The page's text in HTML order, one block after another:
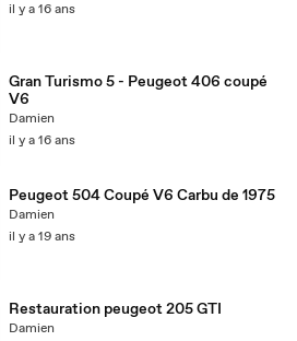
il y a 16 ans
Gran Turismo 5 - Peugeot 406 coupé
V6
Damien
il y a 16 ans
Peugeot 504 Coupé V6 Carbu de 1975
Damien
il y a 19 ans
Restauration peugeot 205 GTI
Damien